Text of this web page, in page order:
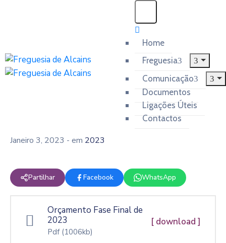
Home
Freguesia
Comunicação
Documentos
Ligações Úteis
Contactos
Janeiro 3, 2023 - em 2023
Partilhar Facebook WhatsApp
Orçamento Fase Final de
2023
Pdf (1006kb)
[ download ]